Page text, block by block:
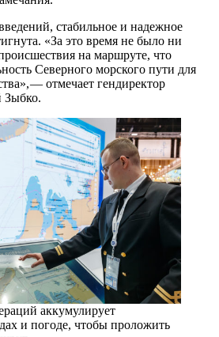
стабильное и надежное
«За это время не было ни
на маршруте, что
Северного морского пути для
— ​отмечает гендиректор
Зыбко.
аккумулирует
и погоде, чтобы проложить